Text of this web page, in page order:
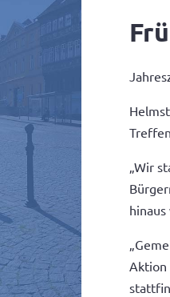
„Wir
Aktion